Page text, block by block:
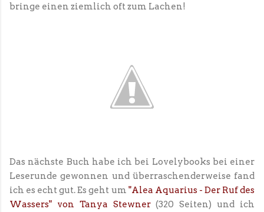
bringe einen ziemlich oft zum Lachen!
Das nächste Buch habe ich bei Lovelybooks bei einer
Leserunde gewonnen und überraschenderweise fand
ich es echt gut. Es geht um "Alea Aquarius - Der Ruf des
Wassers" von Tanya Stewner(320 Seiten) und ich